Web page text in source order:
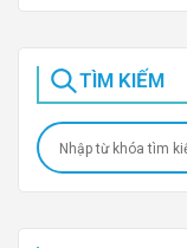
TÌM KIẾM